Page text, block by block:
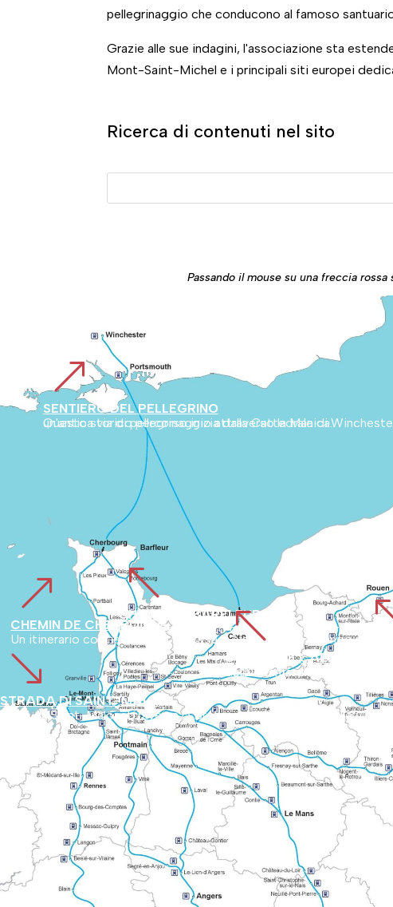
pellegrinaggio che conducono al famoso
Grazie alle sue indagini, l'associazione sta
Mont-Saint-Michel e i principali siti europei
Ricerca di contenuti nel sito
Passando il mouse su una freccia
&
SENTIERO DEL PELLEGRINO
Questo storico percorso inizia dalla Cattedrale di Winchester, in Inghilterra, e attraversa la campagna inglese fino a Cherbourg. Collega poi la Normandia al Monte Bianco, segnando un'antica via di pellegrinaggio attraverso la Manica.
&
CHEMIN DE CHERBOURG
Un itinerario costiero che attraversa la Normandia passando per
%
CHEMIN DE BARFLEUR
Partendo dal porto di Barfleur, l'itinerario si snoda nell'entroterra del Cotentin. L'itinerario mette in evidenza i siti naturali e i tesori storici poco conosciuti del dipartimento.
%
CHEMIN DE CAEN
Segue l'antica strada romana da Vieux ad Avranches, utilizzata dai pellegrini fin da prima dell'anno Mille. Collega i paesaggi del Calvados con le valli della
Si
'
STRADA DI SAINT-MALO
Parte da Saint-Malo, attraversa la Bretagna e poi si unisce alle vie